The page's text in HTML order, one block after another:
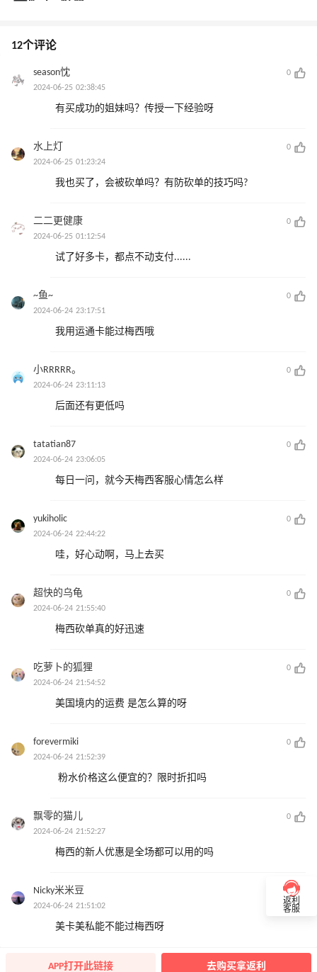
12个评论
season忱
0
2024-06-25 02:38:45
有买成功的姐妹吗？传授一下经验呀
水上灯
0
2024-06-25 01:23:24
我也买了，会被砍单吗？有防砍单的技巧吗?
二二更健康
0
2024-06-25 01:12:54
试了好多卡，都点不动支付......
~鱼~
0
2024-06-24 23:17:51
我用运通卡能过梅西哦
小RRRRR。
0
2024-06-24 23:11:13
后面还有更低吗
tatatian87
0
2024-06-24 23:06:05
每日一问，就今天梅西客服心情怎么样
yukiholic
0
2024-06-24 22:44:22
哇，好心动啊，马上去买
超快的乌龟
0
2024-06-24 21:55:40
梅西砍单真的好迅速
吃萝卜的狐狸
0
2024-06-24 21:54:52
美国境内的运费 是怎么算的呀
forevermiki
0
2024-06-24 21:52:39
粉水价格这么便宜的？限时折扣吗
飘零的猫儿
0
2024-06-24 21:52:27
梅西的新人优惠是全场都可以用的吗
Nicky米米豆
0
2024-06-24 21:51:02
美卡美私能不能过梅西呀
返利
客服
APP打开此链接 去购买拿返利